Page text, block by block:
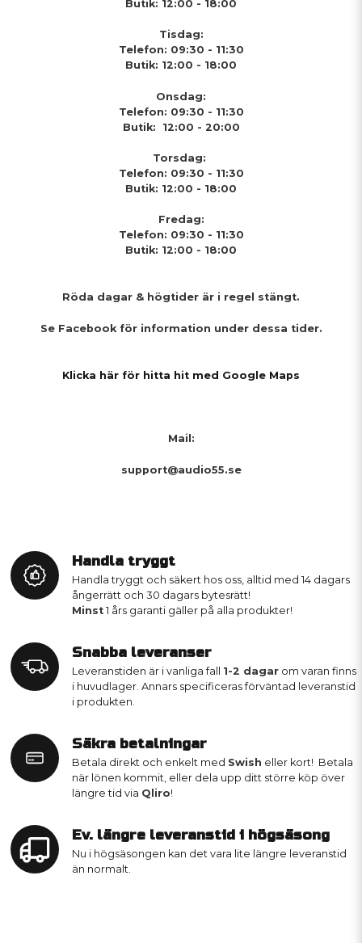
Butik: 12:00 - 18:00
Tisdag:
Telefon: 09:30 - 11:30
Butik: 12:00 - 18:00
Onsdag:
Telefon: 09:30 - 11:30
Butik: 12:00 - 20:00
Torsdag:
Telefon: 09:30 - 11:30
Butik: 12:00 - 18:00
Fredag:
Telefon: 09:30 - 11:30
Butik: 12:00 - 18:00
Röda dagar & högtider är i regel stängt.
Se Facebook för information under dessa tider.
Klicka här för hitta hit med Google Maps
Mail:
support@audio55.se
Handla tryggt
Handla tryggt och säkert hos oss, alltid med 14 dagars
ångerrätt och 30 dagars bytesrätt!
Minst 1 års garanti gäller på alla produkter!
Snabba leveranser
Leveranstiden är i vanliga fall 1-2 dagar om varan finns
i huvudlager. Annars specificeras förväntad leveranstid
i produkten.
Säkra betalningar
Betala direkt och enkelt med Swish eller kort! Betala
när lönen kommit, eller dela upp ditt större köp över
längre tid via Qliro!
Ev. längre leveranstid i högsäsong
Nu i högsäsongen kan det vara lite längre leveranstid
än normalt.